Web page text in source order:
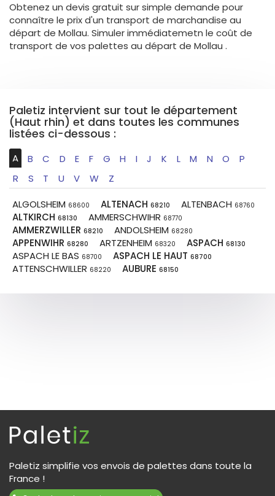
Obtenez un devis gratuit sur simple demande pour
connaître le prix d'un transport de marchandise au
départ de Mollau. Simuler immédiatemetn le coût de
transport de vos palettes au départ de Mollau .
Paletiz intervient sur tout le département
(Haut rhin) et dans toutes les communes
listées ci-dessous :
A B C D E F G H I J K L M N O
P
R
S T U V W
Z
ALGOLSHEIM 68600 ALTENACH 68210 ALTENBACH 68760
ALTKIRCH 68130 AMMERSCHWIHR 68770
AMMERZWILLER 68210 ANDOLSHEIM 68280
APPENWIHR 68280 ARTZENHEIM 68320 ASPACH 68130
ASPACH LE BAS 68700 ASPACH LE HAUT 68700
ATTENSCHWILLER 68220 AUBURE 68150
Paletiz simplifie vos envois de palettes dans toute la
France !